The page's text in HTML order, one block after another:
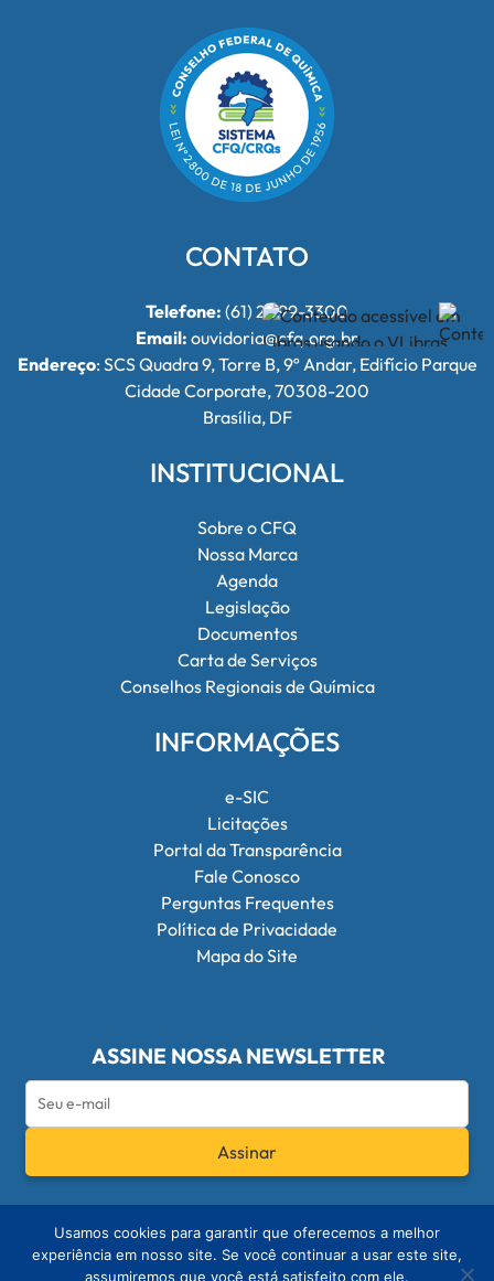
CONTATO
Telefone: (61) 2099-3300
Email: ouvidoria@cfq.org.br
Endereço: SCS Quadra 9, Torre B, 9º Andar, Edifício Parque
Cidade Corporate, 70308-200
Brasília, DF
INSTITUCIONAL
Sobre o CFQ
Nossa Marca
Agenda
Legislação
Documentos
Carta de Serviços
Conselhos Regionais de Química
INFORMAÇÕES
e-SIC
Licitações
Portal da Transparência
Fale Conosco
Perguntas Frequentes
Política de Privacidade
Mapa do Site
ASSINE NOSSA NEWSLETTER
Assinar
Redes Sociais do Conselho Federal de
Usamos cookies para garantir que oferecemos a melhor
experiência em nosso site. Se você continuar a usar este site,
assumiremos que você está satisfeito com ele.